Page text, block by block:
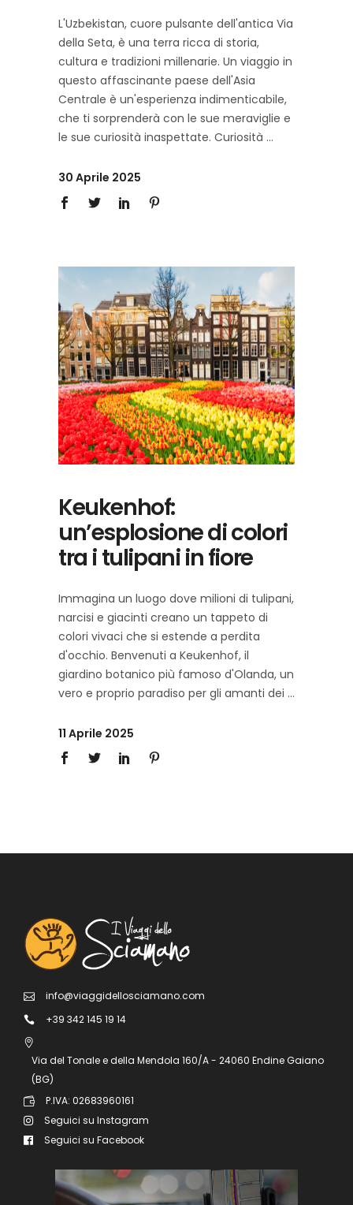
L'Uzbekistan, cuore pulsante dell'antica Via
della Seta, è una terra ricca di storia,
cultura e tradizioni millenarie. Un viaggio in
questo affascinante paese dell'Asia
Centrale è un'esperienza indimenticabile,
che ti sorprenderà con le sue meraviglie e
le sue curiosità inaspettate. Curiosità
30 Aprile 2025
Keukenhof:
un’esplosione di colori
tra i tulipani in fiore
Immagina un luogo dove milioni di tulipani,
narcisi e giacinti creano un tappeto di
colori vivaci che si estende a perdita
d'occhio. Benvenuti a Keukenhof, il
giardino botanico più famoso d'Olanda, un
vero e proprio paradiso per gli amanti dei
11 Aprile 2025
info@viaggidellosciamano.com
+39 342 145 19 14
Via del Tonale e della Mendola 160/A - 24060 Endine Gaiano
(BG)
P.IVA: 02683960161
Seguici su Instagram
Seguici su Facebook